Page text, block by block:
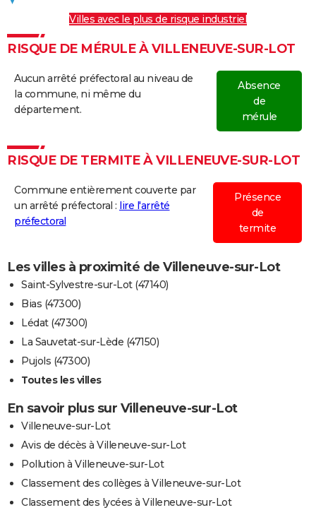
Villes avec le plus de risque industriel
RISQUE DE MÉRULE À VILLENEUVE-SUR-LOT
Aucun arrêté préfectoral au niveau de
la commune, ni même du
département.
Absence
de
mérule
RISQUE DE TERMITE À VILLENEUVE-SUR-LOT
Commune entièrement couverte par
un arrêté préfectoral : lire l'arrêté
préfectoral
Présence
de
termite
Les villes à proximité de Villeneuve-sur-Lot
Saint-Sylvestre-sur-Lot (47140)
Bias (47300)
Lédat (47300)
La Sauvetat-sur-Lède (47150)
Pujols (47300)
Toutes les villes
En savoir plus sur Villeneuve-sur-Lot
Villeneuve-sur-Lot
Avis de décès à Villeneuve-sur-Lot
Pollution à Villeneuve-sur-Lot
Classement des collèges à Villeneuve-sur-Lot
Classement des lycées à Villeneuve-sur-Lot